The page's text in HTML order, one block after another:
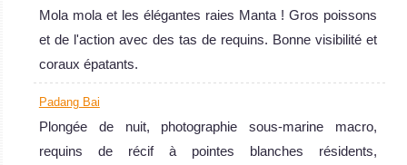
Indonésie
Mola mola et les élégantes raies Manta ! Gros poissons
et de l'action avec des tas de requins. Bonne visibilité et
coraux épatants.
Padang Bai
Plongée de nuit, photographie sous-marine macro,
requins de récif à pointes blanches résidents,